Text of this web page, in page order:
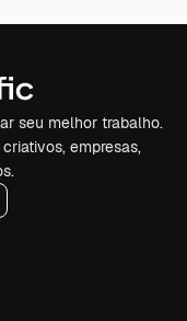
seu melhor trabalho.
empresas,